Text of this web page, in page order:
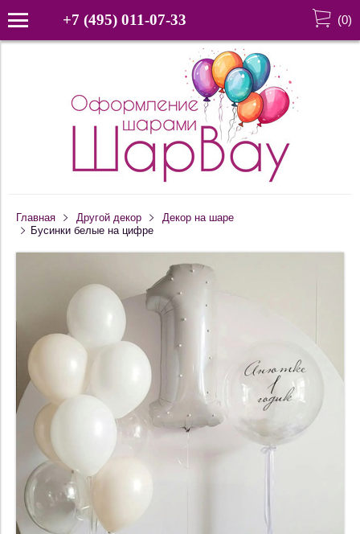
+7 (495) 011-07-33 (0)
Главная Другой декор
Декор на шаре
Бусинки белые на цифре